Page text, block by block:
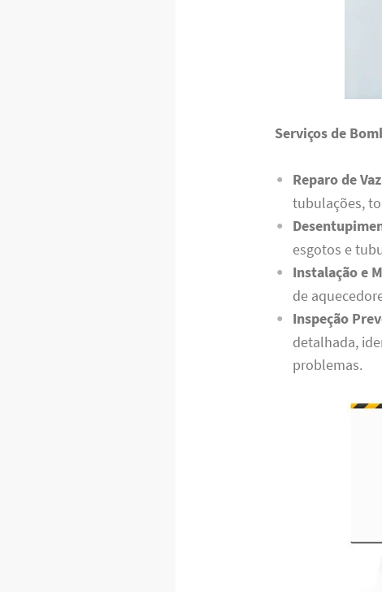
Serviços de
Reparo de
tubulações,
esgotos e
Instalação e
de
Inspeção
detalhada,
problemas.